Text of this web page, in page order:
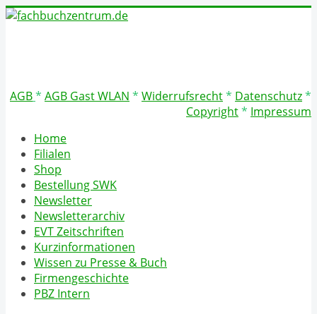
AGB* AGB Gast WLAN * Widerrufsrecht* Datenschutz*
Copyright* Impressum
Home
Filialen
Shop
Bestellung SWK
Newsletter
Newsletterarchiv
EVT Zeitschriften
Kurzinformationen
Wissen zu Presse & Buch
Firmengeschichte
PBZ Intern